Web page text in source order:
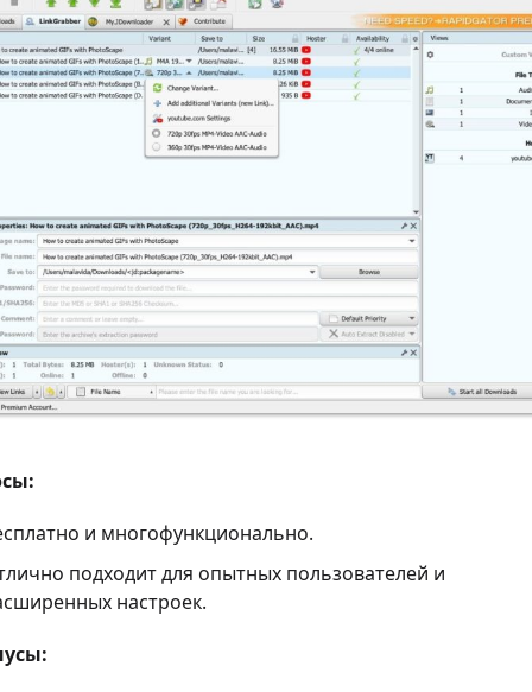
и многофункционально.
подходит для опытных пользователей и
настроек.